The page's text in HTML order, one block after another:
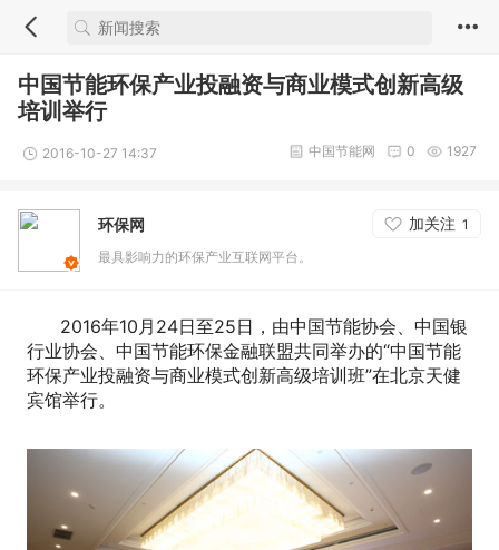
中国节能环保产业投融资与商业模式创新高级
培训举行
2016-10-27 14:37 1927
0
中国节能网
环保网 加关注 1
最具影响力的环保产业互联网平台。
2016年10月24日至25日，由中国节能协会、中国银
行业协会、中国节能环保金融联盟共同举办的“中国节能
环保产业投融资与商业模式创新高级培训班”在北京天健
宾馆举行。